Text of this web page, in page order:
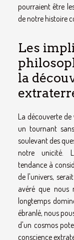
pourraient être
de notre histoire
Les
la
La découverte
un tournant
soulevant des
notre unicité.
tendance à
de l'univers,
avéré que nous
longtemps
ébranlé, nous
d'un cosmos
conscience